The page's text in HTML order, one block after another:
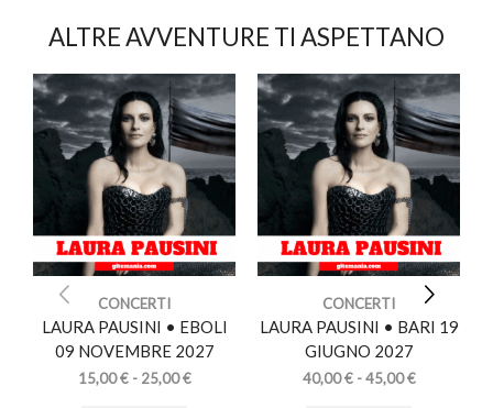
ALTRE AVVENTURE TI ASPETTANO
CONCERTI
LAURA PAUSINI • EBOLI
09 NOVEMBRE 2027
15,00€ - 25,00€
CONCERTI
LAURA PAUSINI • BARI 19
GIUGNO 2027
40,00€ - 45,00€